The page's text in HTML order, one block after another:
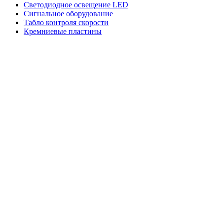
Светодиодное освещение LED
Сигнальное оборудование
Табло контроля скорости
Кремниевые пластины